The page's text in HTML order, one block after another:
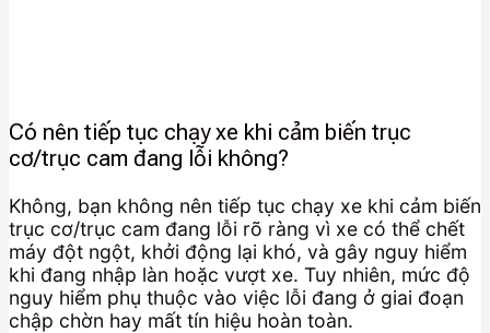
Có nên tiếp tục chạy xe khi cảm biến trục
cơ/trục cam đang lỗi không?
Không, bạn không nên tiếp tục chạy xe khi cảm biến
trục cơ/trục cam đang lỗi rõ ràng vì xe có thể chết
máy đột ngột, khởi động lại khó, và gây nguy hiểm
khi đang nhập làn hoặc vượt xe. Tuy nhiên, mức độ
nguy hiểm phụ thuộc vào việc lỗi đang ở giai đoạn
chập chờn hay mất tín hiệu hoàn toàn.